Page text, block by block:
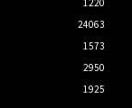
1220
24063
1573
2950
1925